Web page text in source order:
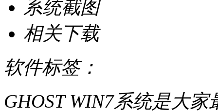
系统截图
相关下载
软件标签：
GHOST WIN7系统是大